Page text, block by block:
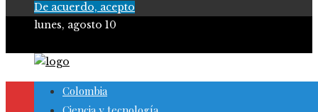
De acuerdo, acepto
lunes, agosto 10
Colombia